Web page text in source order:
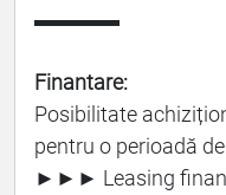
▬▬▬▬
Finantare:
Posibilitate
pentru o perioadă
►►► Leasing